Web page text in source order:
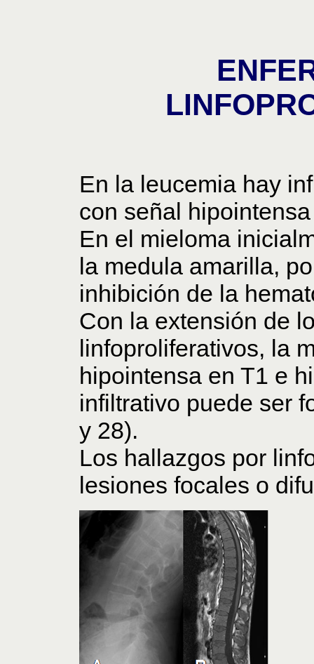
En la leucemia hay
con señal
En el mieloma
la medula amarilla,
inhibición de la
Con la extensión de
linfoproliferativos, la
hipointensa en T1 e
infiltrativo puede ser
y 28).
Los hallazgos por
lesiones focales o